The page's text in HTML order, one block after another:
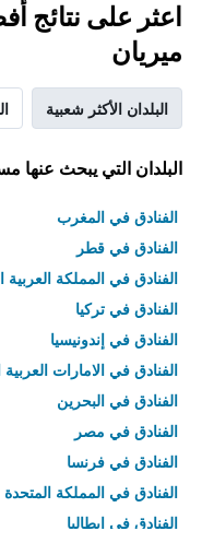
اعثر على نتائج
ميريان
البلدان الأكثر شعبية
البلدان التي يبحث عنها
الفنادق في المغرب
الفنادق في قطر
الفنادق في المملكة العربية
الفنادق في تركيا
الفنادق في إندونيسيا
الفنادق في الامارات العربية
الفنادق في البحرين
الفنادق في مصر
الفنادق في فرنسا
الفنادق في المملكة المتحدة
الفنادق في إيطاليا